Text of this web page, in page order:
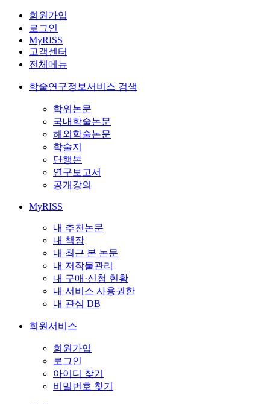
회원가입
로그인
MyRISS
고객센터
전체메뉴
학술연구정보서비스 검색
학위논문
국내학술논문
해외학술논문
학술지
단행본
연구보고서
공개강의
MyRISS
내 추천논문
내 책장
내 최근 본 논문
내 저작물관리
내 구매·신청 현황
내 서비스 사용권한
내 관심 DB
회원서비스
회원가입
로그인
아이디 찾기
비밀번호 찾기